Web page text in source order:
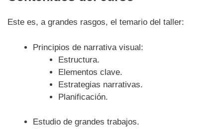
Este es, a grandes rasgos, el temario del taller:
Principios de narrativa visual:
Estructura.
Elementos clave.
Estrategias narrativas.
Planificación.
Estudio de grandes trabajos.